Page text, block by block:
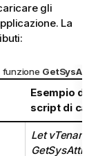
gli
. La
funzione GetSysAttr()
Esempio di
script di
Let vTenantID =